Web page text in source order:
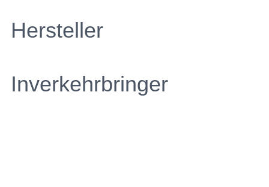
Hersteller
Inverkehrbringer